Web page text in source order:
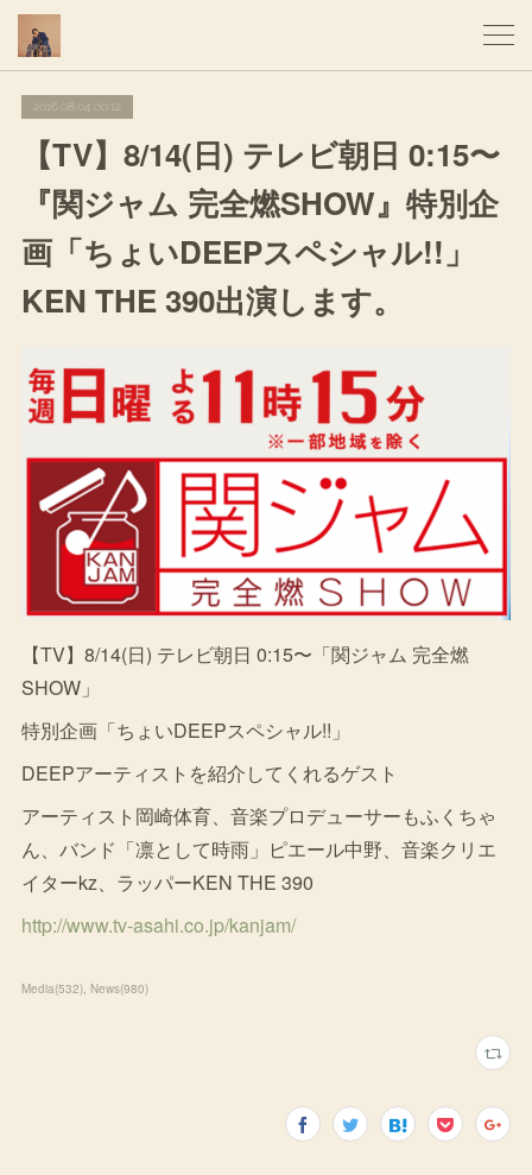
2016.08.04 00:12
【TV】8/14(日) テレビ朝日 0:15〜
『関ジャム 完全燃SHOW』特別企
画「ちょいDEEPスペシャル!!」
KEN THE 390出演します。
【TV】8/14(日) テレビ朝日 0:15〜「関ジャム 完全燃
SHOW」
特別企画「ちょいDEEPスペシャル!!」
DEEPアーティストを紹介してくれるゲスト
アーティスト岡崎体育、音楽プロデューサーもふくちゃ
ん、バンド「凛として時雨」ピエール中野、音楽クリエ
イターkz、ラッパーKEN THE 390
http://www.tv-asahi.co.jp/kanjam/
Media(532) News(980)